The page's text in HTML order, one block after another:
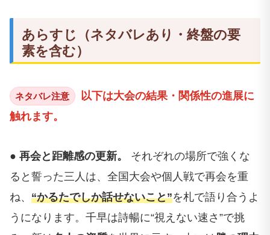
あらすじ（ネタバレあり・終盤の要
素を含む）
ネタバレ注意
以下は大会の結果・関係性の進展に
触れます。
● 再会と距離感の更新。
それぞれの場所で強くな
ると誓った三人は、全国大会や個人戦で再会を重
ね、 “かるたでしか話せないこと”を札で語り合うよ
うになります。千早は詩暢に“視えない速さ”で挑